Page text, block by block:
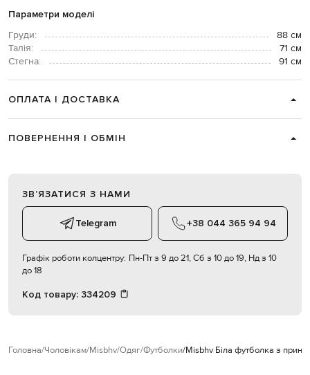
Параметри моделі
Груди:
88 см
Талія:
71 см
Стегна:
91 см
ОПЛАТА І ДОСТАВКА
ПОВЕРНЕННЯ І ОБМІН
ЗВʼЯЗАТИСЯ З НАМИ
Telegram +38 044 365 94 94
Графік роботи колцентру: Пн-Пт з 9 до 21, Сб з 10 до 19, Нд з 10
до 18
Код товару: 334209
Головна Чоловікам Misbhv Одяг Футболки Misbhv Біла футболка з